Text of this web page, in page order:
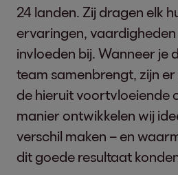
24 landen. Zij dragen elk
ervaringen,
invloeden bij. Wanneer je
team samenbrengt, zijn
de hieruit voortvloeiende
manier ontwikkelen wij
verschil maken – en
dit goede resultaat